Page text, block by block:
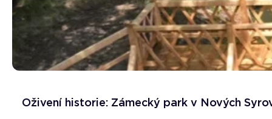
Oživení historie: Zámecký park v Nových